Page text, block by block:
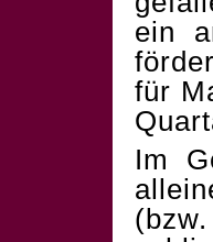
ein
für
Im